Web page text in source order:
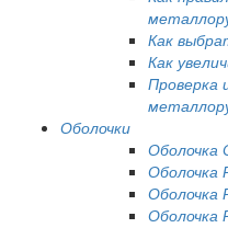
Как
Как
Проверка
Оболочки
Оболочка
Оболочка
Оболочка
Оболочка